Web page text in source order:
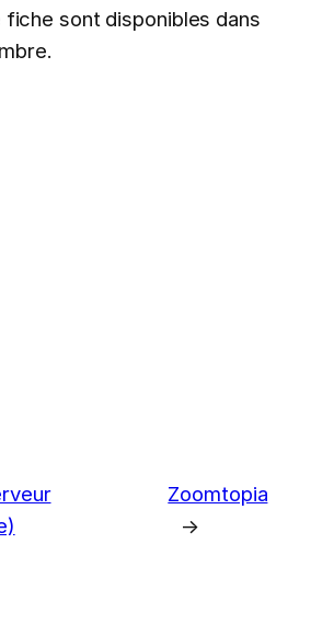
sont disponibles dans
Zoomtopia
→